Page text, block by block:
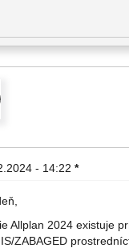
- 14:22 *
Allplan 2024 existuje
ZABAGED